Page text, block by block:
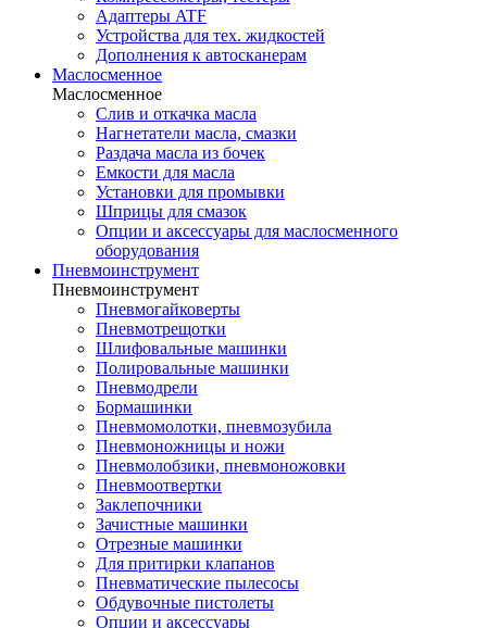
Адаптеры ATF
Устройства для тех. жидкостей
Дополнения к автосканерам
Маслосменное
Маслосменное
Слив и откачка масла
Нагнетатели масла, смазки
Раздача масла из бочек
Емкости для масла
Установки для промывки
Шприцы для смазок
Опции и аксессуары для маслосменного
оборудования
Пневмоинструмент
Пневмоинструмент
Пневмогайковерты
Пневмотрещотки
Шлифовальные машинки
Полировальные машинки
Пневмодрели
Бормашинки
Пневмомолотки, пневмозубила
Пневмоножницы и ножи
Пневмолобзики, пневмоножовки
Пневмоотвертки
Заклепочники
Зачистные машинки
Отрезные машинки
Для притирки клапанов
Пневматические пылесосы
Обдувочные пистолеты
Опции и аксессуары